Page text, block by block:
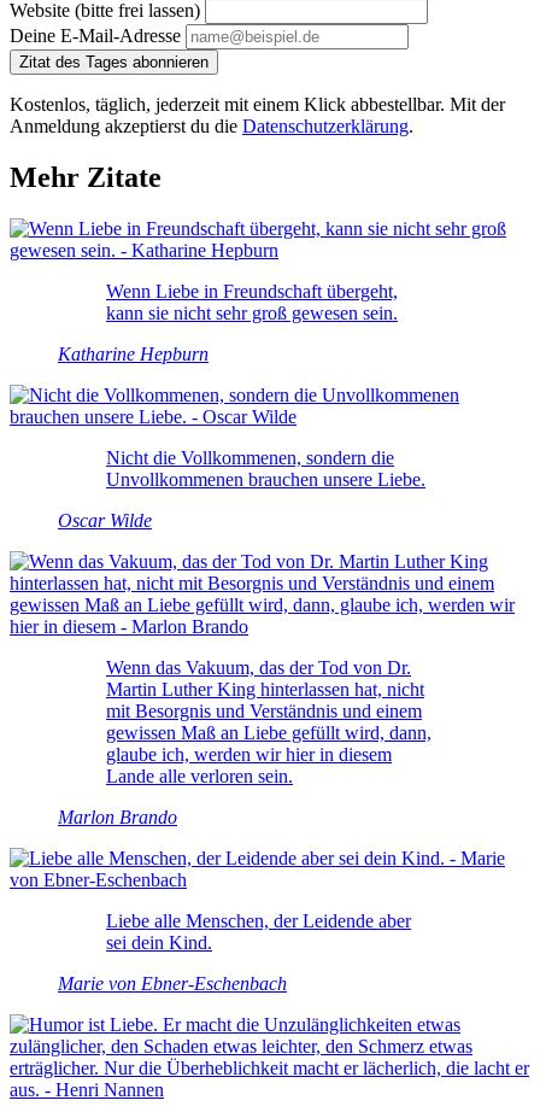
Website (bitte frei lassen)
Deine E-Mail-Adresse
Zitat des Tages abonnieren
Kostenlos, täglich, jederzeit mit einem Klick abbestellbar. Mit der
Anmeldung akzeptierst du die Datenschutzerklärung.
Mehr Zitate
Wenn Liebe in Freundschaft übergeht,
kann sie nicht sehr groß gewesen sein.
Katharine Hepburn
Nicht die Vollkommenen, sondern die
Unvollkommenen brauchen unsere Liebe.
Oscar Wilde
Wenn das Vakuum, das der Tod von Dr.
Martin Luther King hinterlassen hat, nicht
mit Besorgnis und Verständnis und einem
gewissen Maß an Liebe gefüllt wird, dann,
glaube ich, werden wir hier in diesem
Lande alle verloren sein.
Marlon Brando
Liebe alle Menschen, der Leidende aber
sei dein Kind.
Marie von Ebner-Eschenbach